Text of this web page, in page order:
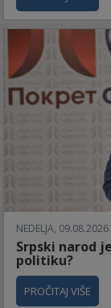
NEDELJA,
Srpski narod
politiku?
PROČITAJ VIŠE